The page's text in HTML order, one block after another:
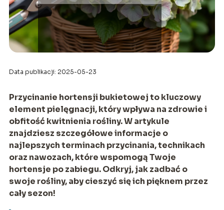
Data publikacji: 2025-05-23
Przycinanie hortensji bukietowej to kluczowy
element pielęgnacji, który wpływa na zdrowie i
obfitość kwitnienia rośliny. W artykule
znajdziesz szczegółowe informacje o
najlepszych terminach przycinania, technikach
oraz nawozach, które wspomogą Twoje
hortensje po zabiegu. Odkryj, jak zadbać o
swoje rośliny, aby cieszyć się ich pięknem przez
cały sezon!